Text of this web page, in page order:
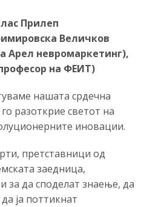
Прилеп
Величков
Арел невромаркетинг),
на ФЕИТ)
нашата срдечна
разоткрие светот на
иновации.
претставници од
заедница,
за да споделат знаење, да
ја поттикнат